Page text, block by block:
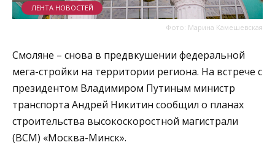
Фото: Марина Камешевская
ЛЕНТА НОВОСТЕЙ
Смоляне – снова в предвкушении федеральной
мега-стройки на территории региона. На встрече с
президентом Владимиром Путиным министр
транспорта Андрей Никитин сообщил о планах
строительства высокоскоростной магистрали
(ВСМ) «Москва-Минск».